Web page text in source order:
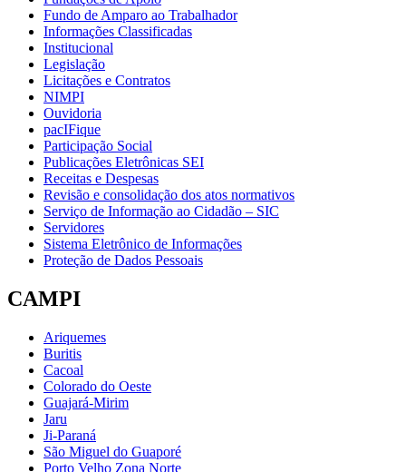
Fundo de Amparo ao Trabalhador
Informações Classificadas
Institucional
Legislação
Licitações e Contratos
NIMPI
Ouvidoria
pacIFique
Participação Social
Publicações Eletrônicas SEI
Receitas e Despesas
Revisão e consolidação dos atos normativos
Serviço de Informação ao Cidadão – SIC
Servidores
Sistema Eletrônico de Informações
Proteção de Dados Pessoais
CAMPI
Ariquemes
Buritis
Cacoal
Colorado do Oeste
Guajará-Mirim
Jaru
Ji-Paraná
São Miguel do Guaporé
Porto Velho Zona Norte